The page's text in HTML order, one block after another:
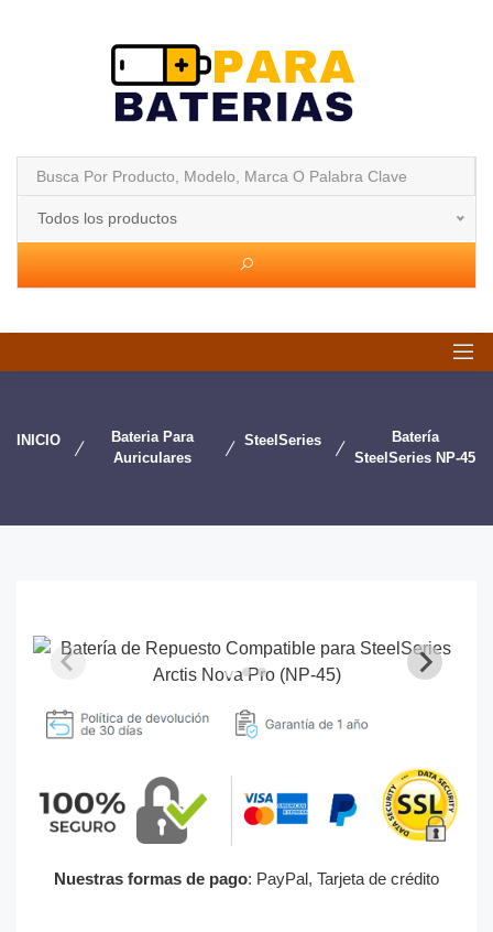
Todos los productos
INICIO
Bateria Para
Auriculares
SteelSeries
Batería
SteelSeries NP-45
Nuestras formas de pago: PayPal, Tarjeta de crédito